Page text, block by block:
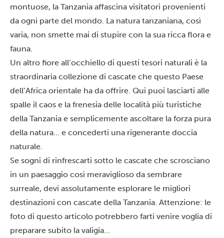
montuose, la Tanzania affascina visitatori provenienti
da ogni parte del mondo. La natura tanzaniana, così
varia, non smette mai di stupire con la sua ricca flora e
fauna.
Un altro fiore all’occhiello di questi tesori naturali è la
straordinaria collezione di cascate che questo Paese
dell’Africa orientale ha da offrire. Qui puoi lasciarti alle
spalle il caos e la frenesia delle località più turistiche
della Tanzania e semplicemente ascoltare la forza pura
della natura… e concederti una rigenerante doccia
naturale.
Se sogni di rinfrescarti sotto le cascate che scrosciano
in un paesaggio così meraviglioso da sembrare
surreale, devi assolutamente esplorare le migliori
destinazioni con cascate della Tanzania. Attenzione: le
foto di questo articolo potrebbero farti venire voglia di
preparare subito la valigia…